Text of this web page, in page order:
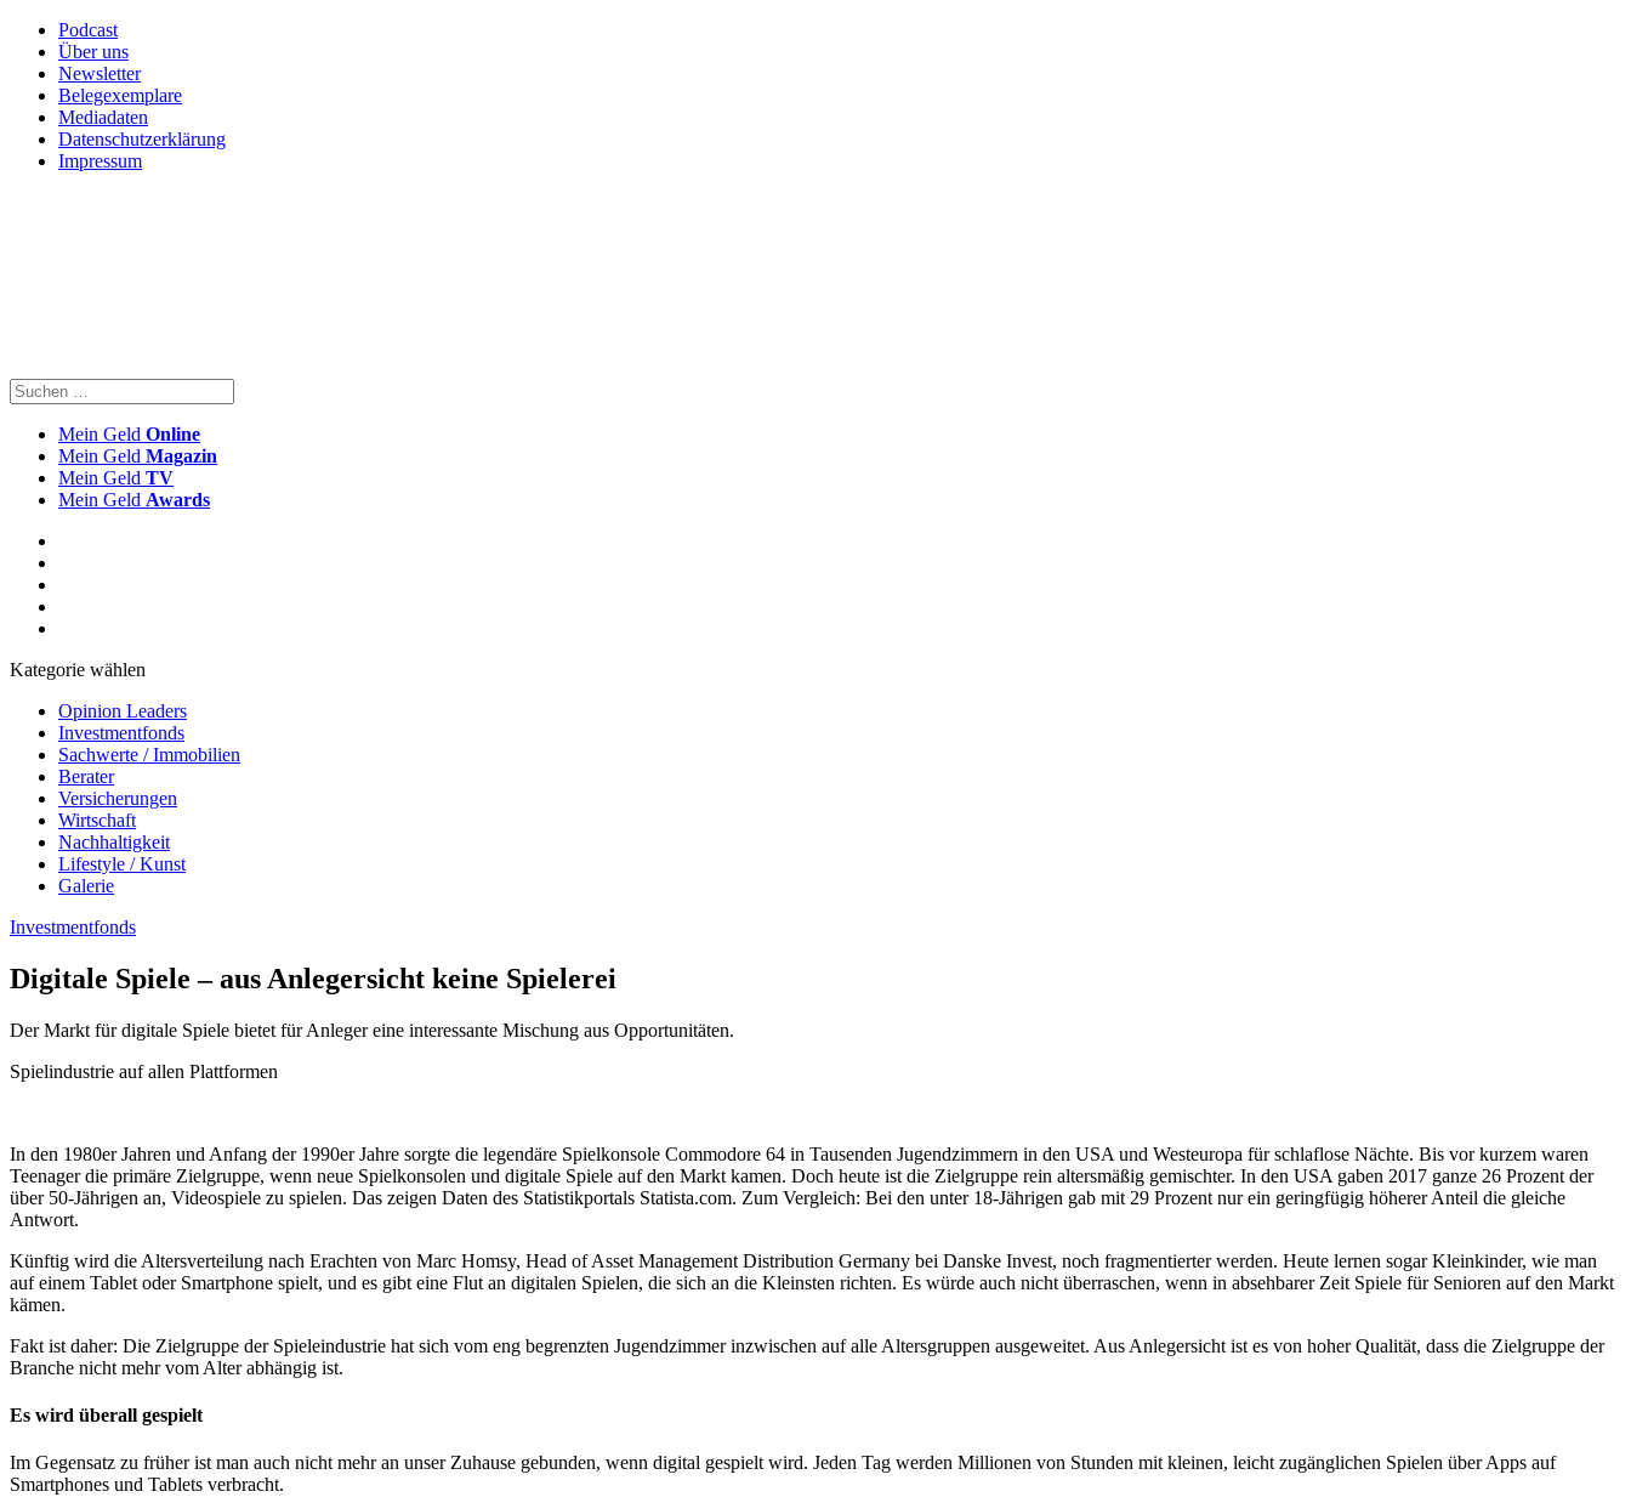
Podcast
Über uns
Newsletter
Belegexemplare
Mediadaten
Datenschutzerklärung
Impressum
Mein Geld Online
Mein Geld Magazin
Mein Geld TV
Mein Geld Awards
Kategorie wählen
Opinion Leaders
Investmentfonds
Sachwerte / Immobilien
Berater
Versicherungen
Wirtschaft
Nachhaltigkeit
Lifestyle / Kunst
Galerie
Investmentfonds
Digitale Spiele – aus Anlegersicht keine Spielerei
Der Markt für digitale Spiele bietet für Anleger eine interessante Mischung aus Opportunitäten.
Spielindustrie auf allen Plattformen
In den 1980er Jahren und Anfang der 1990er Jahre sorgte die legendäre Spielkonsole Commodore 64 in Tausenden Jugendzimmern in den USA und Westeuropa für schlaflose Nächte. Bis vor kurzem waren
Teenager die primäre Zielgruppe, wenn neue Spielkonsolen und digitale Spiele auf den Markt kamen. Doch heute ist die Zielgruppe rein altersmäßig gemischter. In den USA gaben 2017 ganze 26 Prozent der
über 50-Jährigen an, Videospiele zu spielen. Das zeigen Daten des Statistikportals Statista.com. Zum Vergleich: Bei den unter 18-Jährigen gab mit 29 Prozent nur ein geringfügig höherer Anteil die gleiche
Antwort.
Künftig wird die Altersverteilung nach Erachten von Marc Homsy, Head of Asset Management Distribution Germany bei Danske Invest, noch fragmentierter werden. Heute lernen sogar Kleinkinder, wie man
auf einem Tablet oder Smartphone spielt, und es gibt eine Flut an digitalen Spielen, die sich an die Kleinsten richten. Es würde auch nicht überraschen, wenn in absehbarer Zeit Spiele für Senioren auf den Markt
kämen.
Fakt ist daher: Die Zielgruppe der Spieleindustrie hat sich vom eng begrenzten Jugendzimmer inzwischen auf alle Altersgruppen ausgeweitet. Aus Anlegersicht ist es von hoher Qualität, dass die Zielgruppe der
Branche nicht mehr vom Alter abhängig ist.
Es wird überall gespielt
Im Gegensatz zu früher ist man auch nicht mehr an unser Zuhause gebunden, wenn digital gespielt wird. Jeden Tag werden Millionen von Stunden mit kleinen, leicht zugänglichen Spielen über Apps auf
Smartphones und Tablets verbracht.